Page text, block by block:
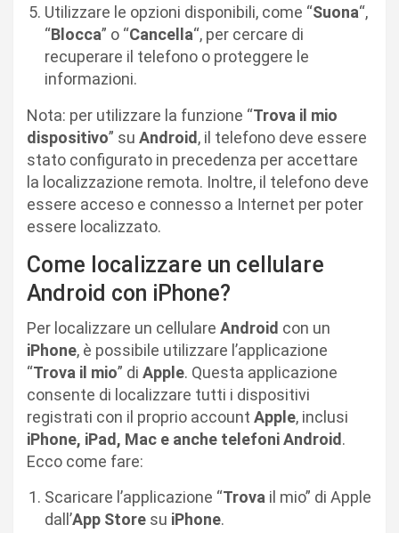
Utilizzare le opzioni disponibili, come “Suona“,
“Blocca” o “Cancella“, per cercare di
recuperare il telefono o proteggere le
informazioni.
Nota: per utilizzare la funzione “Trova il mio
dispositivo” su Android, il telefono deve essere
stato configurato in precedenza per accettare
la localizzazione remota. Inoltre, il telefono deve
essere acceso e connesso a Internet per poter
essere localizzato.
Come localizzare un cellulare
Android con iPhone?
Per localizzare un cellulare Android con un
iPhone, è possibile utilizzare l’applicazione
“Trova il mio” di Apple. Questa applicazione
consente di localizzare tutti i dispositivi
registrati con il proprio account Apple, inclusi
iPhone, iPad, Mac e anche telefoni Android.
Ecco come fare:
Scaricare l’applicazione “Trova il mio” di Apple
dall’App Store su iPhone.